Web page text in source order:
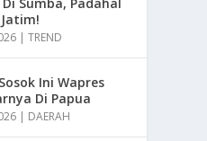
|TREND
Ini Wapres
Di Papua
| DAERAH